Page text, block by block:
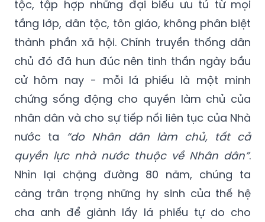
tộc, tập hợp những đại biểu ưu tú từ mọi
tầng lớp, dân tộc, tôn giáo, không phân biệt
thành phần xã hội. Chính truyền thống dân
chủ đó đã hun đúc nên tinh thần ngày bầu
cử hôm nay - mỗi lá phiếu là một minh
chứng sống động cho quyền làm chủ của
nhân dân và cho sự tiếp nối liên tục của Nhà
nước ta
“do Nhân dân làm chủ, tất cả
quyền lực nhà nước thuộc về Nhân dân”.
Nhìn lại chặng đường 80 năm, chúng ta
càng trân trọng những hy sinh của thế hệ
cha anh để giành lấy lá phiếu tự do cho